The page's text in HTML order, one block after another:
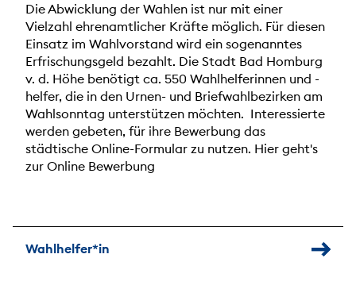
Die Abwicklung der Wahlen ist nur mit einer
Vielzahl ehrenamtlicher Kräfte möglich. Für diesen
Einsatz im Wahlvorstand wird ein sogenanntes
Erfrischungsgeld bezahlt. Die Stadt Bad Homburg
v. d. Höhe benötigt ca. 550 Wahlhelferinnen und -
helfer, die in den Urnen- und Briefwahlbezirken am
Wahlsonntag unterstützen möchten. Interessierte
werden gebeten, für ihre Bewerbung das
städtische Online-Formular zu nutzen. Hier geht's
zur Online Bewerbung
Wahlhelfer*in